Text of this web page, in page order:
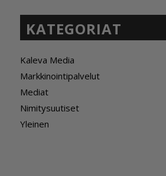
KATEGORIAT
Kaleva Media
Markkinointipalvelut
Mediat
Nimitysuutiset
Yleinen